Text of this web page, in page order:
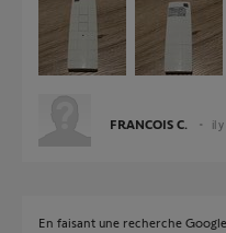
FRANCOIS C. il
En faisant une recherche